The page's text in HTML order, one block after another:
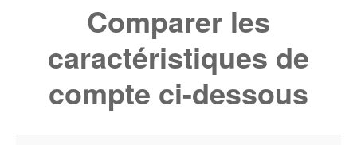
Comparer les
caractéristiques de
compte ci-dessous